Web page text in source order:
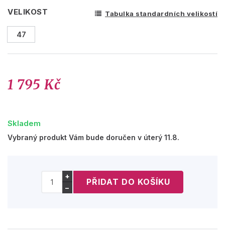
VELIKOST Tabulka standardních velikostí
47
1 795 Kč
Skladem
Vybraný produkt Vám bude doručen v úterý 11.8.
+
−